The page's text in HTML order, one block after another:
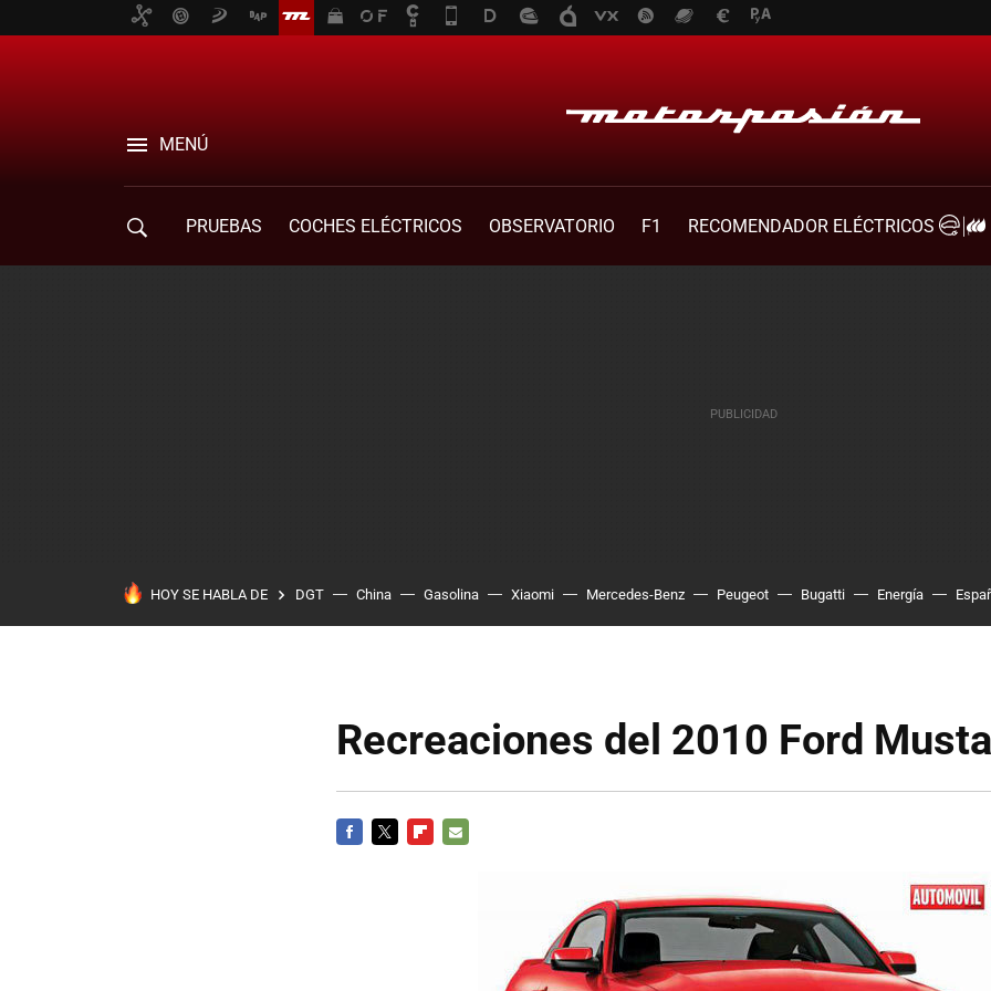
MENÚ
PRUEBAS COCHES ELÉCTRICOS OBSERVATORIO F1
RECOMENDADOR ELÉCTRICOS
HOY SE HABLA DE DGT China Gasolina Xiaomi Mercedes-Benz Peugeot Bugatti Energía
Recreaciones del 2010 Ford